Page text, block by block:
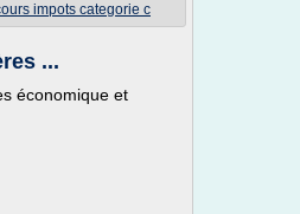
impots categorie c
...
économique et